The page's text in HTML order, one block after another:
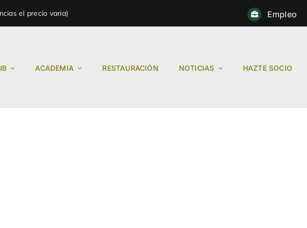
el precio varia) Empleo
ACADEMIA RESTAURACIÓN NOTICIAS HAZTE SOCIO